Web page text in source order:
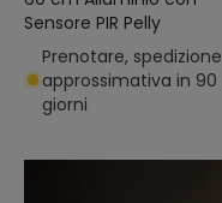
Sensore PIR Pelly
Prenotare, spedizione
approssimativa in 90
giorni